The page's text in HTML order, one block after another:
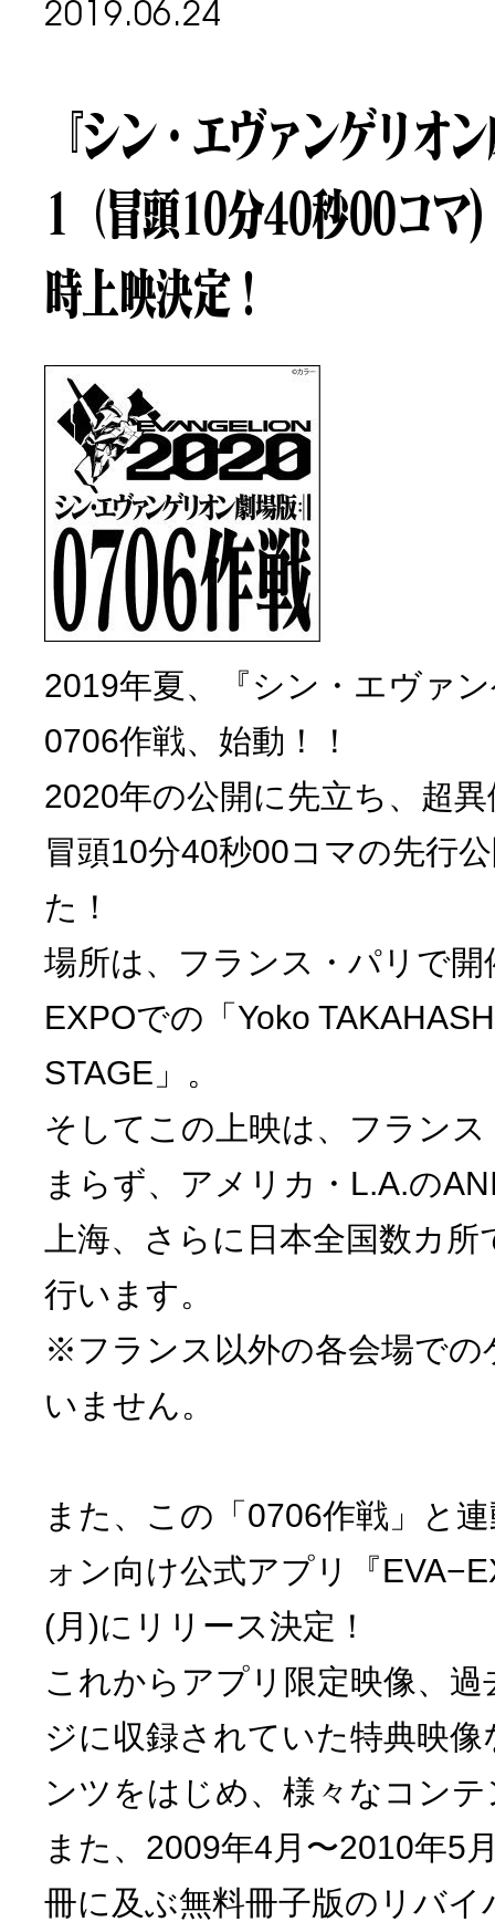
2019.06.24
『シン・エヴァンゲリオ
1（冒頭10分40秒00コマ
時上映決定！
2019年夏、『シン・エヴァ
0706作戦、始動！！
2020年の公開に先立ち、超
冒頭10分40秒00コマの先行
た！
場所は、フランス・パリで開
EXPOでの「Yoko
STAGE」。
そしてこの上映は、フラン
まらず、アメリカ・L.A.の
上海、さらに日本全国数カ
行います。
※フランス以外の各会場での
いません。
また、この「0706作戦」と
ォン向け公式アプリ『
(月)にリリース決定！
これからアプリ限定映像、
ジに収録されていた特典映
ンツをはじめ、様々なコン
また、2009年4月〜2010年5
冊に及ぶ無料冊子版のリバイ